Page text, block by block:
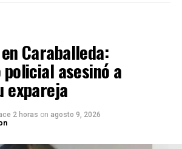
Caraballeda:
asesinó a
expareja
2 horas on agosto 9, 2026